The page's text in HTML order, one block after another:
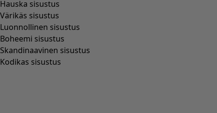
Hauska sisustus
Värikäs sisustus
Luonnollinen sisustus
Boheemi sisustus
Skandinaavinen sisustus
Kodikas sisustus